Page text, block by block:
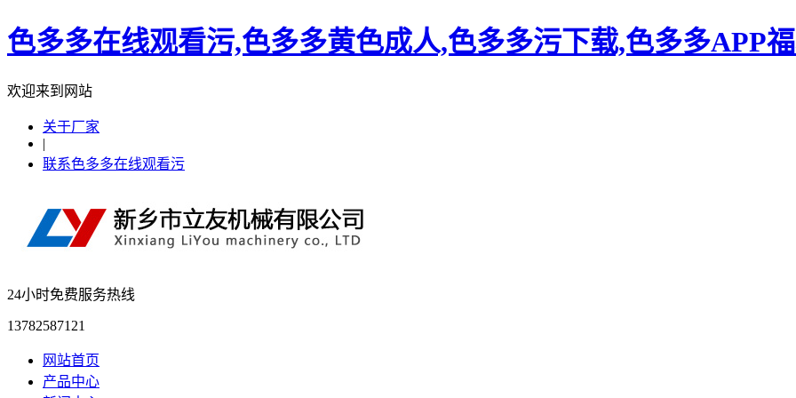
色多多在线观看污,色多多黄色成人,色多多污下载,色多多APP
欢迎来到网站
关于厂家
|
联系色多多在线观看污
24小时免费服务热线
13782587121
网站首页
产品中心